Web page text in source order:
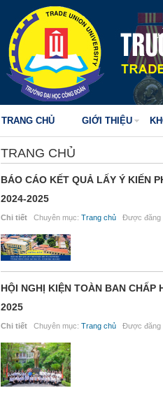
TRANG CHỦ GIỚI THIỆU
TRANG CHỦ
BÁO CÁO KẾT QUẢ LẤY Ý KIẾN
2024-2025
Chi tiết Chuyên mục: Trang chủ Được đăng
HỘI NGHỊ KIỆN TOÀN BAN CHẤP
2025
Chi tiết Chuyên mục: Trang chủ Được đăng